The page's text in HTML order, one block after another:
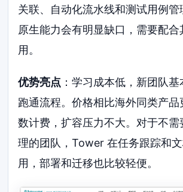
关联、自动化流水线和测试用例
原生能力会有明显缺口，需要配合
用。
优势亮点 ：学习成本低，新团队
跑通流程。价格相比海外同类产品
数计费，扩容压力不大。对于不需
理的团队，Tower 在任务跟踪和
用，部署和迁移也比较轻便。